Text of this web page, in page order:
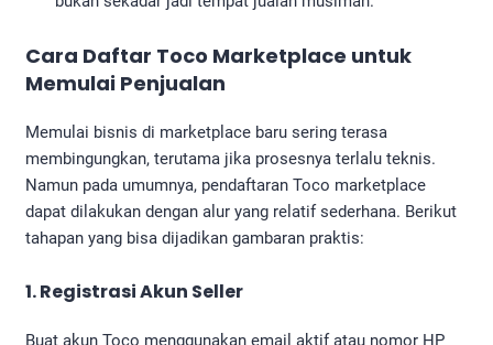
Cara Daftar Toco Marketplace untuk
Memulai Penjualan
Memulai bisnis di marketplace baru sering terasa
membingungkan, terutama jika prosesnya terlalu teknis.
Namun pada umumnya, pendaftaran Toco marketplace
dapat dilakukan dengan alur yang relatif sederhana. Berikut
tahapan yang bisa dijadikan gambaran praktis:
1. Registrasi Akun Seller
Buat akun Toco menggunakan email aktif atau nomor HP